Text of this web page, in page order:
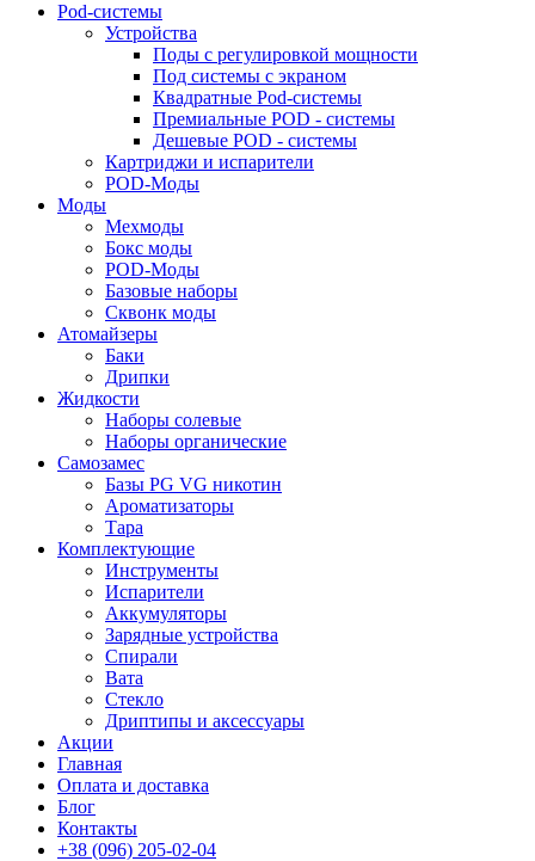
Pod-системы
Устройства
Поды с регулировкой мощности
Под системы с экраном
Квадратные Pod-системы
Премиальные POD - системы
Дешевые POD - системы
Картриджи и испарители
POD-Моды
Моды
Мехмоды
Бокс моды
POD-Моды
Базовые наборы
Сквонк моды
Атомайзеры
Баки
Дрипки
Жидкости
Наборы солевые
Наборы органические
Самозамес
Базы PG VG никотин
Ароматизаторы
Тара
Комплектующие
Инструменты
Испарители
Аккумуляторы
Зарядные устройства
Спирали
Вата
Стекло
Дриптипы и аксессуары
Акции
Главная
Оплата и доставка
Блог
Контакты
+38 (096) 205-02-04